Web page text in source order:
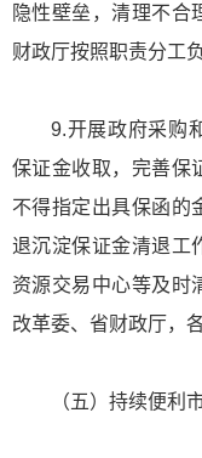
隐性壁垒，清理不合
财政厅按照职责分工负
9.开展政府采购
保证金收取，完善保
不得指定出具保函的
退沉淀保证金清退工
资源交易中心等及时
改革委、省财政厅，
（五）持续便利